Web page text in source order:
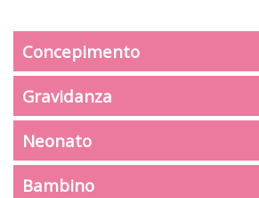
Concepimento
Gravidanza
Neonato
Bambino